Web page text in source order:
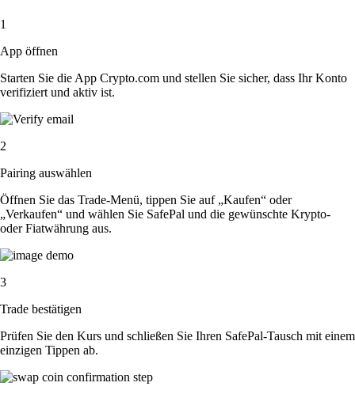
1
App öffnen
Starten Sie die App Crypto.com und stellen Sie sicher, dass Ihr Konto
verifiziert und aktiv ist.
2
Pairing auswählen
Öffnen Sie das Trade-Menü, tippen Sie auf „Kaufen“ oder
„Verkaufen“ und wählen Sie SafePal und die gewünschte Krypto-
oder Fiatwährung aus.
3
Trade bestätigen
Prüfen Sie den Kurs und schließen Sie Ihren SafePal-Tausch mit einem
einzigen Tippen ab.